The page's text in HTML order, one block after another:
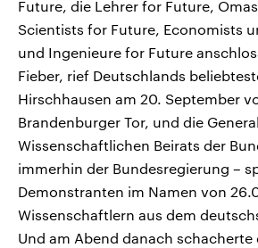
Future, die Lehrer for Future,
Scientists for Future, Economists
und Ingenieure for Future
Fieber, rief Deutschlands
Hirschhausen am 20. September
Brandenburger Tor, und die
Wissenschaftlichen Beirats der
immerhin der Bundesregierung –
Demonstranten im Namen von
Wissenschaftlern aus dem
Und am Abend danach schacherte